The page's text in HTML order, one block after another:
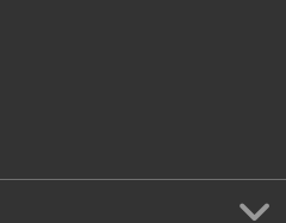
y Toro
e Laguna del Inca
El Colorado